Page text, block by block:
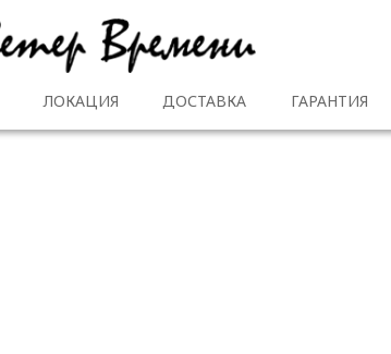
ЛОКАЦИЯ ДОСТАВКА ГАРАНТИЯ